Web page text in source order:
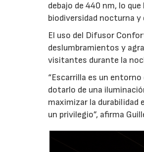
debajo de 440 nm, lo
biodiversidad nocturna
El uso del Difusor
deslumbramientos y
visitantes durante la
“Escarrilla es un
dotarlo de una
maximizar la durabilidad
un privilegio”, afirma